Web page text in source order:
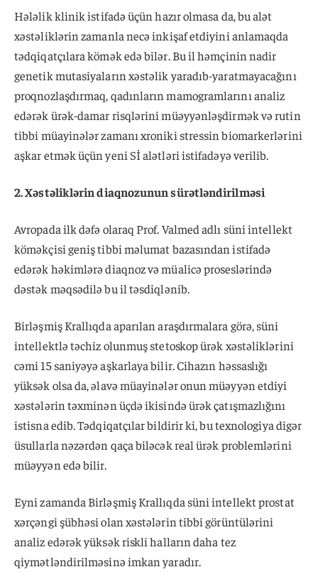
Hələlik klinik istifadə üçün hazır olmasa da, bu alət
xəstəliklərin zamanla necə inkişaf etdiyini anlamaqda
tədqiqatçılara kömək edə bilər. Bu il həmçinin nadir
genetik mutasiyaların xəstəlik yaradıb-yaratmayacağını
proqnozlaşdırmaq, qadınların mamogramlarını analiz
edərək ürək-damar risqlərini müəyyənləşdirmək və rutin
tibbi müayinələr zamanı xroniki stressin biomarkerlərini
aşkar etmək üçün yeni Sİ alətləri istifadəyə verilib.
2. Xəstəliklərin diaqnozunun sürətləndirilməsi
Avropada ilk dəfə olaraq Prof. Valmed adlı süni intellekt
köməkçisi geniş tibbi məlumat bazasından istifadə
edərək həkimlərə diaqnoz və müalicə proseslərində
dəstək məqsədilə bu il təsdiqlənib.
Birləşmiş Krallıqda aparılan araşdırmalara görə, süni
intellektlə təchiz olunmuş stetoskop ürək xəstəliklərini
cəmi 15 saniyəyə aşkarlaya bilir. Cihazın həssaslığı
yüksək olsa da, əlavə müayinələr onun müəyyən etdiyi
xəstələrin təxminən üçdə ikisində ürək çatışmazlığını
istisna edib. Tədqiqatçılar bildirir ki, bu texnologiya digər
üsullarla nəzərdən qaça biləcək real ürək problemlərini
müəyyən edə bilir.
Eyni zamanda Birləşmiş Krallıqda süni intellekt prostat
xərçəngi şübhəsi olan xəstələrin tibbi görüntülərini
analiz edərək yüksək riskli halların daha tez
qiymətləndirilməsinə imkan yaradır.